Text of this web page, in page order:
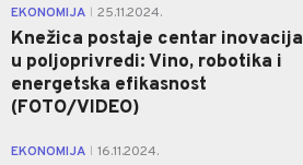
EKONOMIJA 25.11.2024.
Knežica postaje centar inovacija
u poljoprivredi: Vino, robotika i
energetska efikasnost
(FOTO/VIDEO)
EKONOMIJA 16.11.2024.